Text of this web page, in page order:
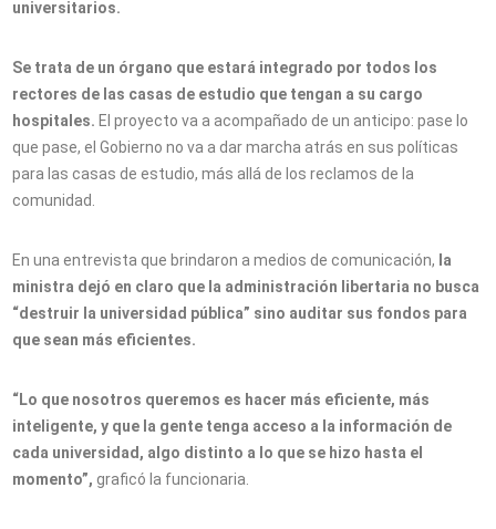
universitarios.
Se trata de un órgano que estará integrado por todos los
rectores de las casas de estudio que tengan a su cargo
hospitales. El proyecto va a acompañado de un anticipo: pase lo
que pase, el Gobierno no va a dar marcha atrás en sus políticas
para las casas de estudio, más allá de los reclamos de la
comunidad.
En una entrevista que brindaron a medios de comunicación, la
ministra dejó en claro que la administración libertaria no busca
“destruir la universidad pública” sino auditar sus fondos para
que sean más eficientes.
“Lo que nosotros queremos es hacer más eficiente, más
inteligente, y que la gente tenga acceso a la información de
cada universidad, algo distinto a lo que se hizo hasta el
momento”, graficó la funcionaria.